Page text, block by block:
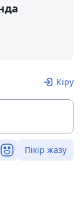
Кіру
Пікір жазу